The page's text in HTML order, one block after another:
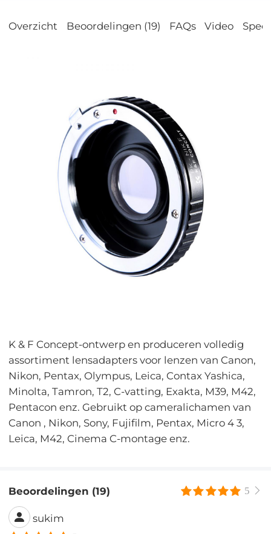
Overzicht Beoordelingen (19) FAQs Video
K & F Concept-ontwerp en produceren volledig
assortiment lensadapters voor lenzen van Canon,
Nikon, Pentax, Olympus, Leica, Contax Yashica,
Minolta, Tamron, T2, C-vatting, Exakta, M39, M42,
Pentacon enz. Gebruikt op cameralichamen van
Canon , Nikon, Sony, Fujifilm, Pentax, Micro 4 3,
Leica, M42, Cinema C-montage enz.
Beoordelingen (19) 5
sukim